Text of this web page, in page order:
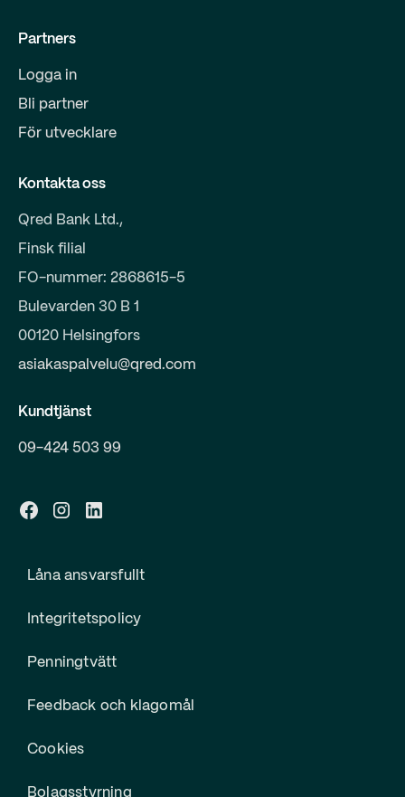
Partners
Logga in
Bli partner
För utvecklare
Kontakta oss
Qred Bank Ltd.,
Finsk filial
FO-nummer: 2868615-5
Bulevarden 30 B 1
00120 Helsingfors
asiakaspalvelu@qred.com
Kundtjänst
09-424 503 99
Låna ansvarsfullt
Integritetspolicy
Penningtvätt
Feedback och klagomål
Cookies
Bolagsstyrning